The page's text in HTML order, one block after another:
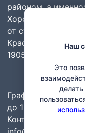
районом, а
Хорошёвский
от станций метро:
Краснопресненская
1905 года
График работы:
до 18.00, без
Контакты:
Наш
Это